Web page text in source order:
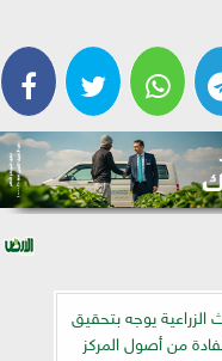
يوجه بتحقيق
من أصول المركز